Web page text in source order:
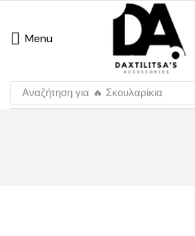
Menu
Αναζήτηση για 🔥 Σκουλαρίκια